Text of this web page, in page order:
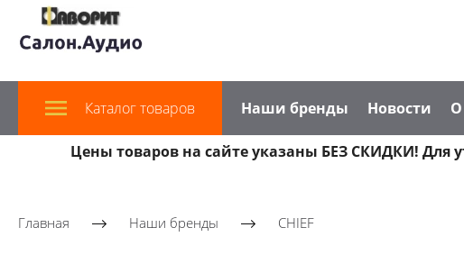
Каталог товаров Наши бренды Новости О
Цены товаров на сайте указаны БЕЗ СКИДКИ! Для
Главная Наши бренды CHIEF